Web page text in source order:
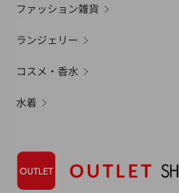
ファッション雑貨
ランジェリー
コスメ・香水
水着